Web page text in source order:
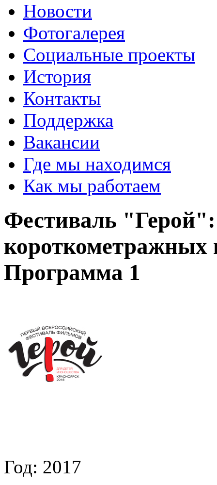
Новости
Фотогалерея
Социальные проекты
История
Контакты
Поддержка
Вакансии
Где мы находимся
Как мы работаем
Фестиваль
Программа 1
Год: 2017